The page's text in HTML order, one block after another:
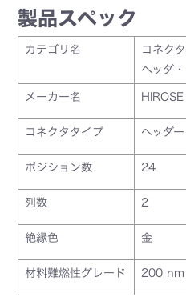
製品スペック
カテゴリ名
コネク
ヘッダ
メーカー名 HIROSE
コネクタタイプ ヘッダー
ポジション数 24
列数 2
絶縁色 金
材料難燃性グレード 200 nm